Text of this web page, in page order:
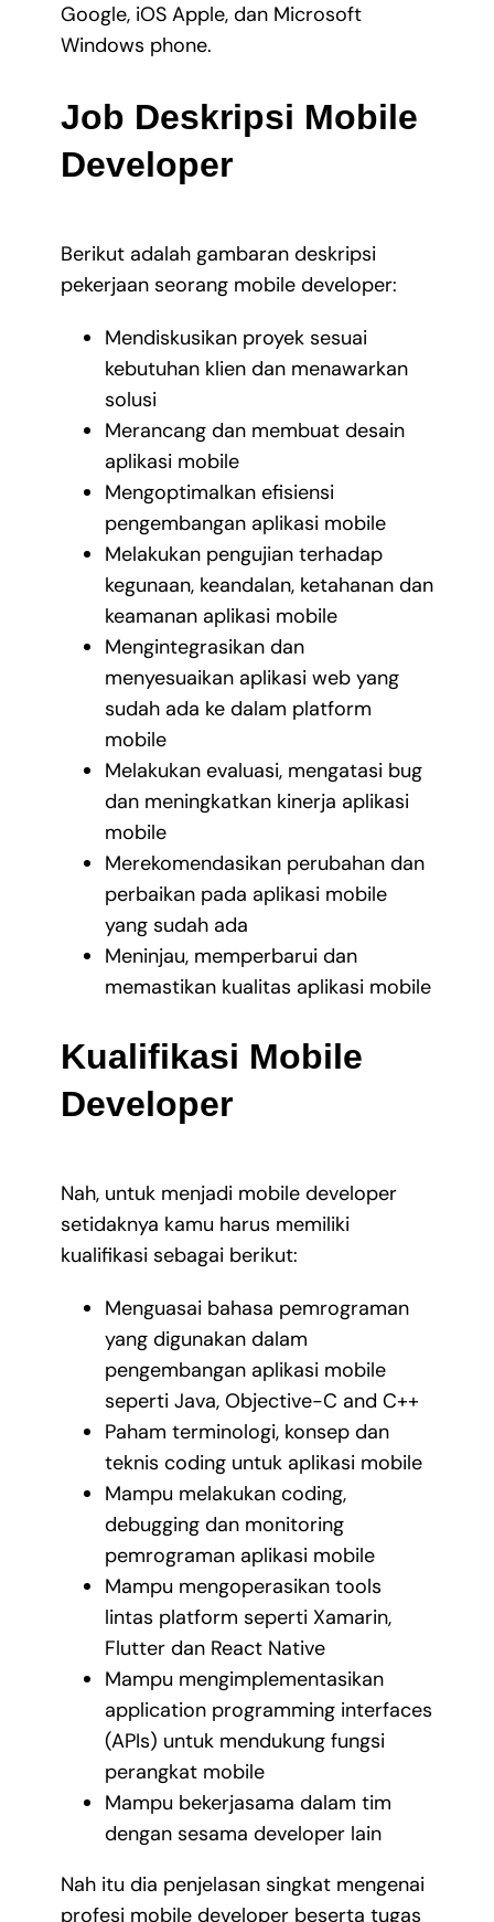
Google, iOS Apple, dan Microsoft
Windows phone.
Job Deskripsi Mobile
Developer
Berikut adalah gambaran deskripsi
pekerjaan seorang mobile developer:
Mendiskusikan proyek sesuai
kebutuhan klien dan menawarkan
solusi
Merancang dan membuat desain
aplikasi mobile
Mengoptimalkan efisiensi
pengembangan aplikasi mobile
Melakukan pengujian terhadap
kegunaan, keandalan, ketahanan dan
keamanan aplikasi mobile
Mengintegrasikan dan
menyesuaikan aplikasi web yang
sudah ada ke dalam platform
mobile
Melakukan evaluasi, mengatasi bug
dan meningkatkan kinerja aplikasi
mobile
Merekomendasikan perubahan dan
perbaikan pada aplikasi mobile
yang sudah ada
Meninjau, memperbarui dan
memastikan kualitas aplikasi mobile
Kualifikasi Mobile
Developer
Nah, untuk menjadi mobile developer
setidaknya kamu harus memiliki
kualifikasi sebagai berikut:
Menguasai bahasa pemrograman
yang digunakan dalam
pengembangan aplikasi mobile
seperti Java, Objective-C and C++
Paham terminologi, konsep dan
teknis coding untuk aplikasi mobile
Mampu melakukan coding,
debugging dan monitoring
pemrograman aplikasi mobile
Mampu mengoperasikan tools
lintas platform seperti Xamarin,
Flutter dan React Native
Mampu mengimplementasikan
application programming interfaces
(APIs) untuk mendukung fungsi
perangkat mobile
Mampu bekerjasama dalam tim
dengan sesama developer lain
Nah itu dia penjelasan singkat mengenai
profesi mobile developer beserta tugas